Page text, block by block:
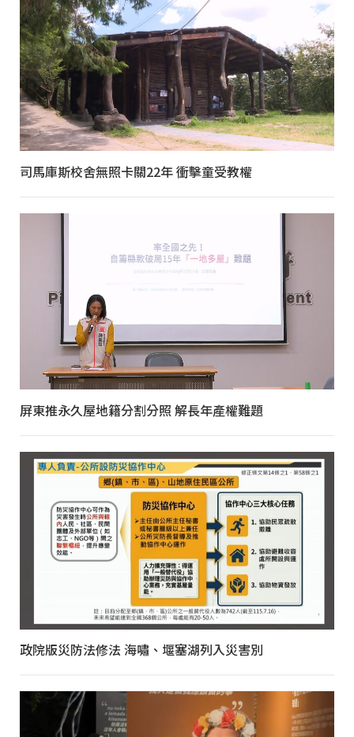
司馬庫斯校舍無照卡關22年 衝擊童受教權
屏東推永久屋地籍分割分照 解長年產權難題
政院版災防法修法 海嘯、堰塞湖列入災害別